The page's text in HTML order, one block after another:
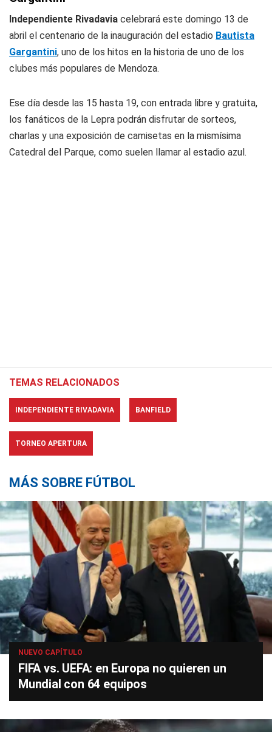
Independiente Rivadavia celebrará este domingo 13 de
abril el centenario de la inauguración del estadio Bautista
Gargantini, uno de los hitos en la historia de uno de los
clubes más populares de Mendoza.
Ese día desde las 15 hasta 19, con entrada libre y gratuita,
los fanáticos de la Lepra podrán disfrutar de sorteos,
charlas y una exposición de camisetas en la mismísima
Catedral del Parque, como suelen llamar al estadio azul.
TEMAS RELACIONADOS
INDEPENDIENTE RIVADAVIA BANFIELD
TORNEO APERTURA
MÁS SOBRE FÚTBOL
NUEVO CAPÍTULO
FIFA vs. UEFA: en Europa no quieren un
Mundial con 64 equipos